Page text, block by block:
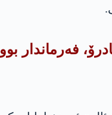
ژی ب ته‌ڤاهی 63